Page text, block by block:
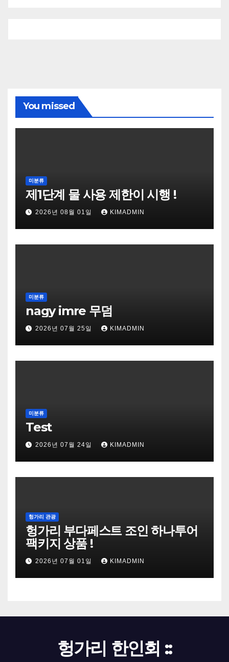
You missed
미분류
제1단계 물 사용 제한이 시행 !
2026년 08월 01일 KIMADMIN
미분류
nagy imre 무덤
2026년 07월 25일 KIMADMIN
미분류
Test
2026년 07월 24일 KIMADMIN
헝가리 관광
헝가리 부다페스트 조인 하나투어
팩키지 상품 !
2026년 07월 01일 KIMADMIN
헝가리 한인회 ::